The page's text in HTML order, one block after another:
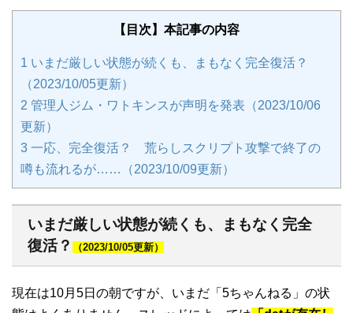
【目次】本記事の内容
1 いまだ厳しい状態が続くも、まもなく完全復活？
（2023/10/05更新）
2 管理人ジム・ワトキンスが声明を発表（2023/10/06
更新）
3 一応、完全復活？ 荒らしスクリプト攻撃で終了の
噂も流れるが……（2023/10/09更新）
いまだ厳しい状態が続くも、まもなく完全
復活？
（2023/10/05更新）
現在は10月5日の朝ですが、いまだ「5ちゃんねる」の状